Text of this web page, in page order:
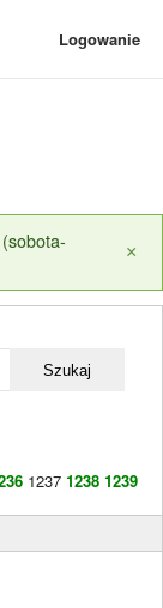
Logowanie
×
Szukaj
1237 1238 1239